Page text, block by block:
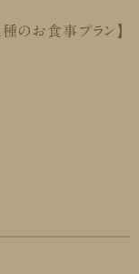
のお食事プラン】